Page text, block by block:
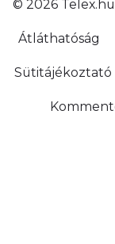
© 2026
Átláthatóság
Sütitájékoztató